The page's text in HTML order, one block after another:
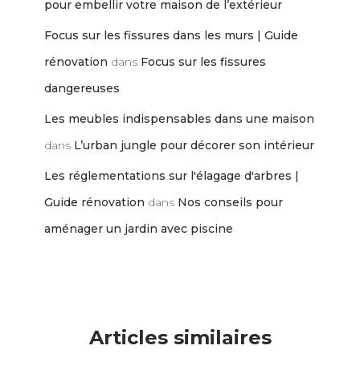
pour embellir votre maison de l’extérieur
Focus sur les fissures dans les murs | Guide
rénovation dans Focus sur les fissures
dangereuses
Les meubles indispensables dans une maison
dans L’urban jungle pour décorer son intérieur
Les réglementations sur l'élagage d'arbres |
Guide rénovation dans Nos conseils pour
aménager un jardin avec piscine
Articles similaires